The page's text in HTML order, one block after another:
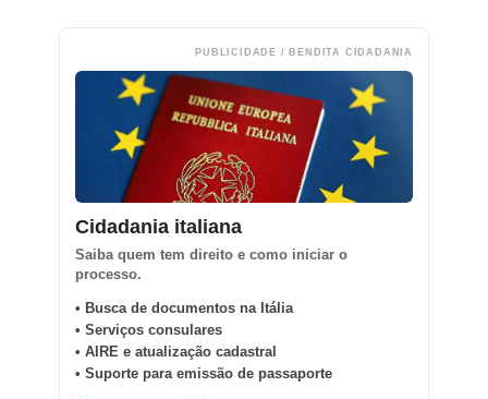
PUBLICIDADE / BENDITA CIDADANIA
Cidadania italiana
Saiba quem tem direito e como iniciar o
processo.
• Busca de documentos na Itália
• Serviços consulares
• AIRE e atualização cadastral
• Suporte para emissão de passaporte